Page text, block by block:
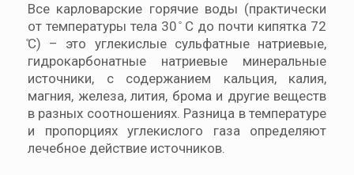
Все карловарские горячие воды (практически
от температуры тела 30 ̊ С до почти кипятка 72
̊С) – это углекислые сульфатные натриевые,
гидрокарбонатные натриевые минеральные
источники, с содержанием кальция, калия,
магния, железа, лития, брома и другие веществ
в разных соотношениях. Разница в температуре
и пропорциях углекислого газа определяют
лечебное действие источников.